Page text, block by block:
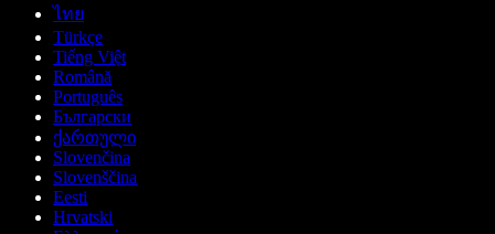
ไทย
Türkçe
Tiếng Việt
Română
Português
Български
ქართული
Slovenčina
Slovenščina
Eesti
Hrvatski